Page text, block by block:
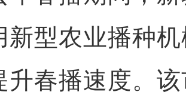
新型农业播种
升春播速度。